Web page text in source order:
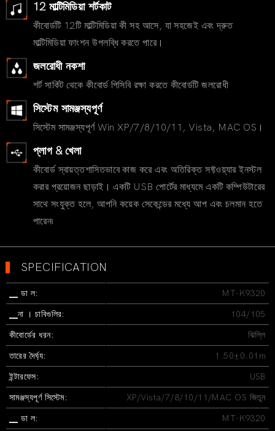
12 মাল্টিমিডিয়া শর্টকাট
কীবোর্ডটি 12টি মাল্টিমিডিয়া কী সহ আসে, যা সহজেই এবং দ্রুত
মাল্টিমিডিয়া ফাংশন উপলব্ধি করতে পারে।
জলরোধী নকশা
শর্ট সার্কিট থেকে কীবোর্ড পিসিবি রক্ষা করতে কীবোর্ডটি জলরোধী
সিস্টেম সামঞ্জস্যপূর্ণ
সিস্টেম সামঞ্জস্যপূর্ণ Win XP/7/8/10/11, Vista, MAC OS।
প্লাগ & খেলা
কীবোর্ড স্বায়ত্তশাসিতভাবে কাজ করে এবং অতিরিক্ত সফ্টওয়্যার ইনস্টল
করার প্রয়োজন ছাড়াই। একটি USB পোর্টের মাধ্যমে একটি কম্পিউটারের
সাথে সংযুক্ত হলে, আপনি কয়েক সেকেন্ডের মধ্যে আপ এবং চলমান হতে
পারেন৷
SPECIFICATION
▁ ডা ল:
MT-K9320
▁না । চাবিগুলির:
104/105
কীবোর্ডের ধরন:
ঝিল্লি
তারের দৈর্ঘ্য:
1.50±0.01m
ইন্টারফেস:
USB
সামঞ্জস্যপূর্ণ সিস্টেম:
XP/Vista/7/8/10/11/MAC OS জিতুন
▁ ডা ল:
MT-K9320